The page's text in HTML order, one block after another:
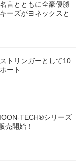
言とともに全豪優勝
ーズがヨネックスと
トリンガーとして10
ポート
TECH®シリーズ
売開始！